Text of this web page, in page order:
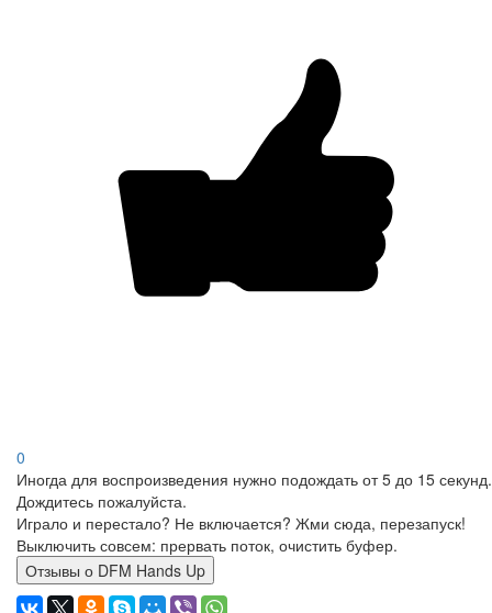
0
Иногда для воспроизведения нужно подождать от 5 до 15 секунд.
Дождитесь пожалуйста.
Играло и перестало? Не включается? Жми сюда, перезапуск!
Выключить совсем: прервать поток, очистить буфер.
Отзывы о DFM Hands Up